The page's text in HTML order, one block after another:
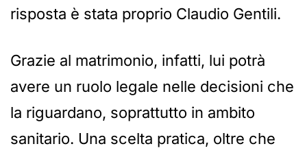
risposta è stata proprio Claudio Gentili.
Grazie al matrimonio, infatti, lui potrà
avere un ruolo legale nelle decisioni che
la riguardano, soprattutto in ambito
sanitario. Una scelta pratica, oltre che